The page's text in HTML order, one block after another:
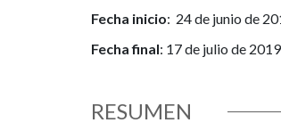
Fecha inicio: 24 de junio de
Fecha final: 17 de julio de 2019
RESUMEN